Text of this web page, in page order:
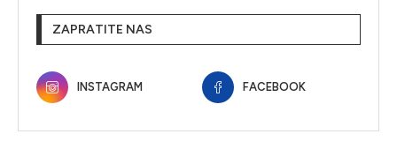
ZAPRATITE NAS
INSTAGRAM FACEBOOK